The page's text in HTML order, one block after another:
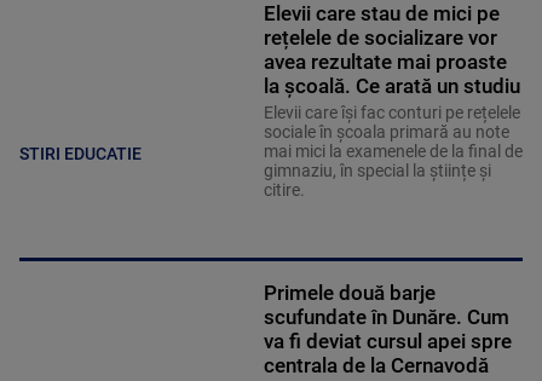
STIRI EDUCATIE
Elevii care stau de mici pe
rețelele de socializare vor
avea rezultate mai proaste
la școală. Ce arată un studiu
Elevii care îşi fac conturi pe rețelele
sociale în școala primară au note
mai mici la examenele de la final de
gimnaziu, în special la științe și
citire.
Primele două barje
scufundate în Dunăre. Cum
va fi deviat cursul apei spre
centrala de la Cernavodă